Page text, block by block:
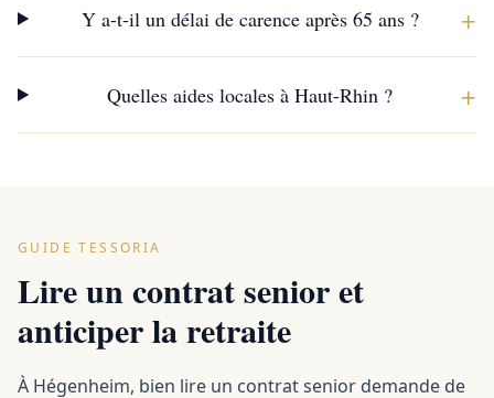
Y a-t-il un délai de carence après 65 ans ? +
Quelles aides locales à Haut-Rhin ? +
GUIDE TESSORIA
Lire un contrat senior et
anticiper la retraite
À Hégenheim, bien lire un contrat senior demande de